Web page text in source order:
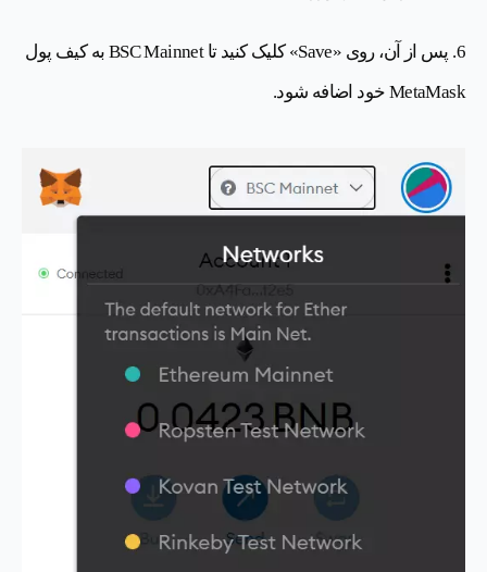
6. پس از آن، روی «Save» کلیک کنید تا BSC Mainnet به کیف پول
MetaMask خود اضافه شود.